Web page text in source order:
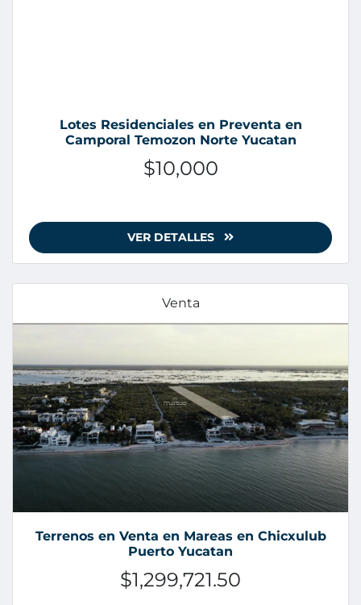
Lotes Residenciales en Preventa en
Camporal Temozon Norte Yucatan
$10,000
VER DETALLES
Venta
Terrenos en Venta en Mareas en Chicxulub
Puerto Yucatan
$1,299,721.50